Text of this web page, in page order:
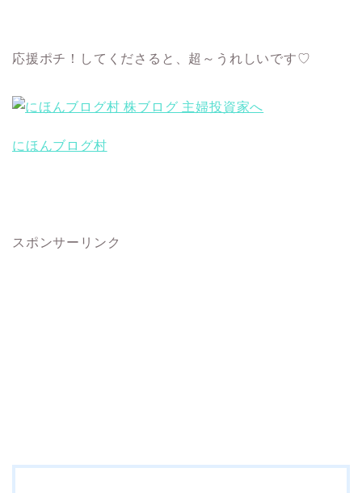
応援ポチ！してくださると、超～うれしいです♡
にほんブログ村
スポンサーリンク